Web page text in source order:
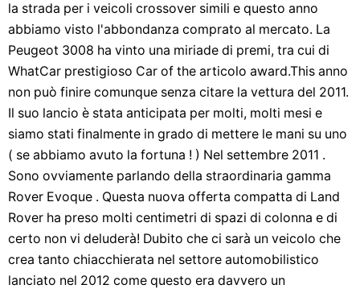
la strada per i veicoli crossover simili e questo anno
abbiamo visto l'abbondanza comprato al mercato. La
Peugeot 3008 ha vinto una miriade di premi, tra cui di
WhatCar prestigioso Car of the articolo award.This anno
non può finire comunque senza citare la vettura del 2011.
Il suo lancio è stata anticipata per molti, molti mesi e
siamo stati finalmente in grado di mettere le mani su uno
( se abbiamo avuto la fortuna ! ) Nel settembre 2011 .
Sono ovviamente parlando della straordinaria gamma
Rover Evoque . Questa nuova offerta compatta di Land
Rover ha preso molti centimetri di spazi di colonna e di
certo non vi deluderà! Dubito che ci sarà un veicolo che
crea tanto chiacchierata nel settore automobilistico
lanciato nel 2012 come questo era davvero un